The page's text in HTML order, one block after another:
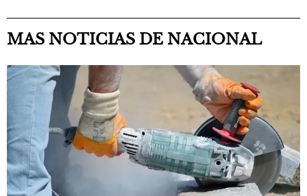
MAS NOTICIAS DE NACIONAL